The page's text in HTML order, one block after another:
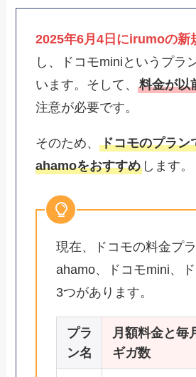
2025年6月4日にirumoの新
し、ドコモminiというプラ
います。そして、料金が以
注意が必要です。
そのため、ドコモのプラン
ahamoをおすすめ します。
現在、ドコモの料金プラ
ahamo、ドコモmini、
3つがあります。
プラ
ン名
月額料金と毎
ギガ数